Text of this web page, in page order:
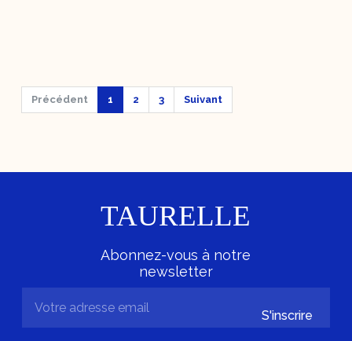
Précédent 1 2 3 Suivant
TAURELLE
Abonnez-vous à notre
newsletter
S'inscrire